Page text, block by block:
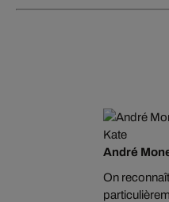
Kate
André
On